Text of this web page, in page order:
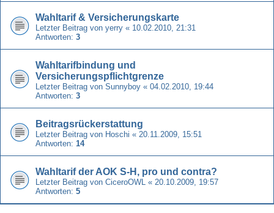
Wahltarif & Versicherungskarte
Letzter Beitrag von yerry « 10.02.2010, 21:31
Antworten: 3
Wahltarifbindung und
Versicherungspflichtgrenze
Letzter Beitrag von Sunnyboy « 04.02.2010, 19:44
Antworten: 3
Beitragsrückerstattung
Letzter Beitrag von Hoschi « 20.11.2009, 15:51
Antworten: 14
Wahltarif der AOK S-H, pro und contra?
Letzter Beitrag von CiceroOWL « 20.10.2009, 19:57
Antworten: 5